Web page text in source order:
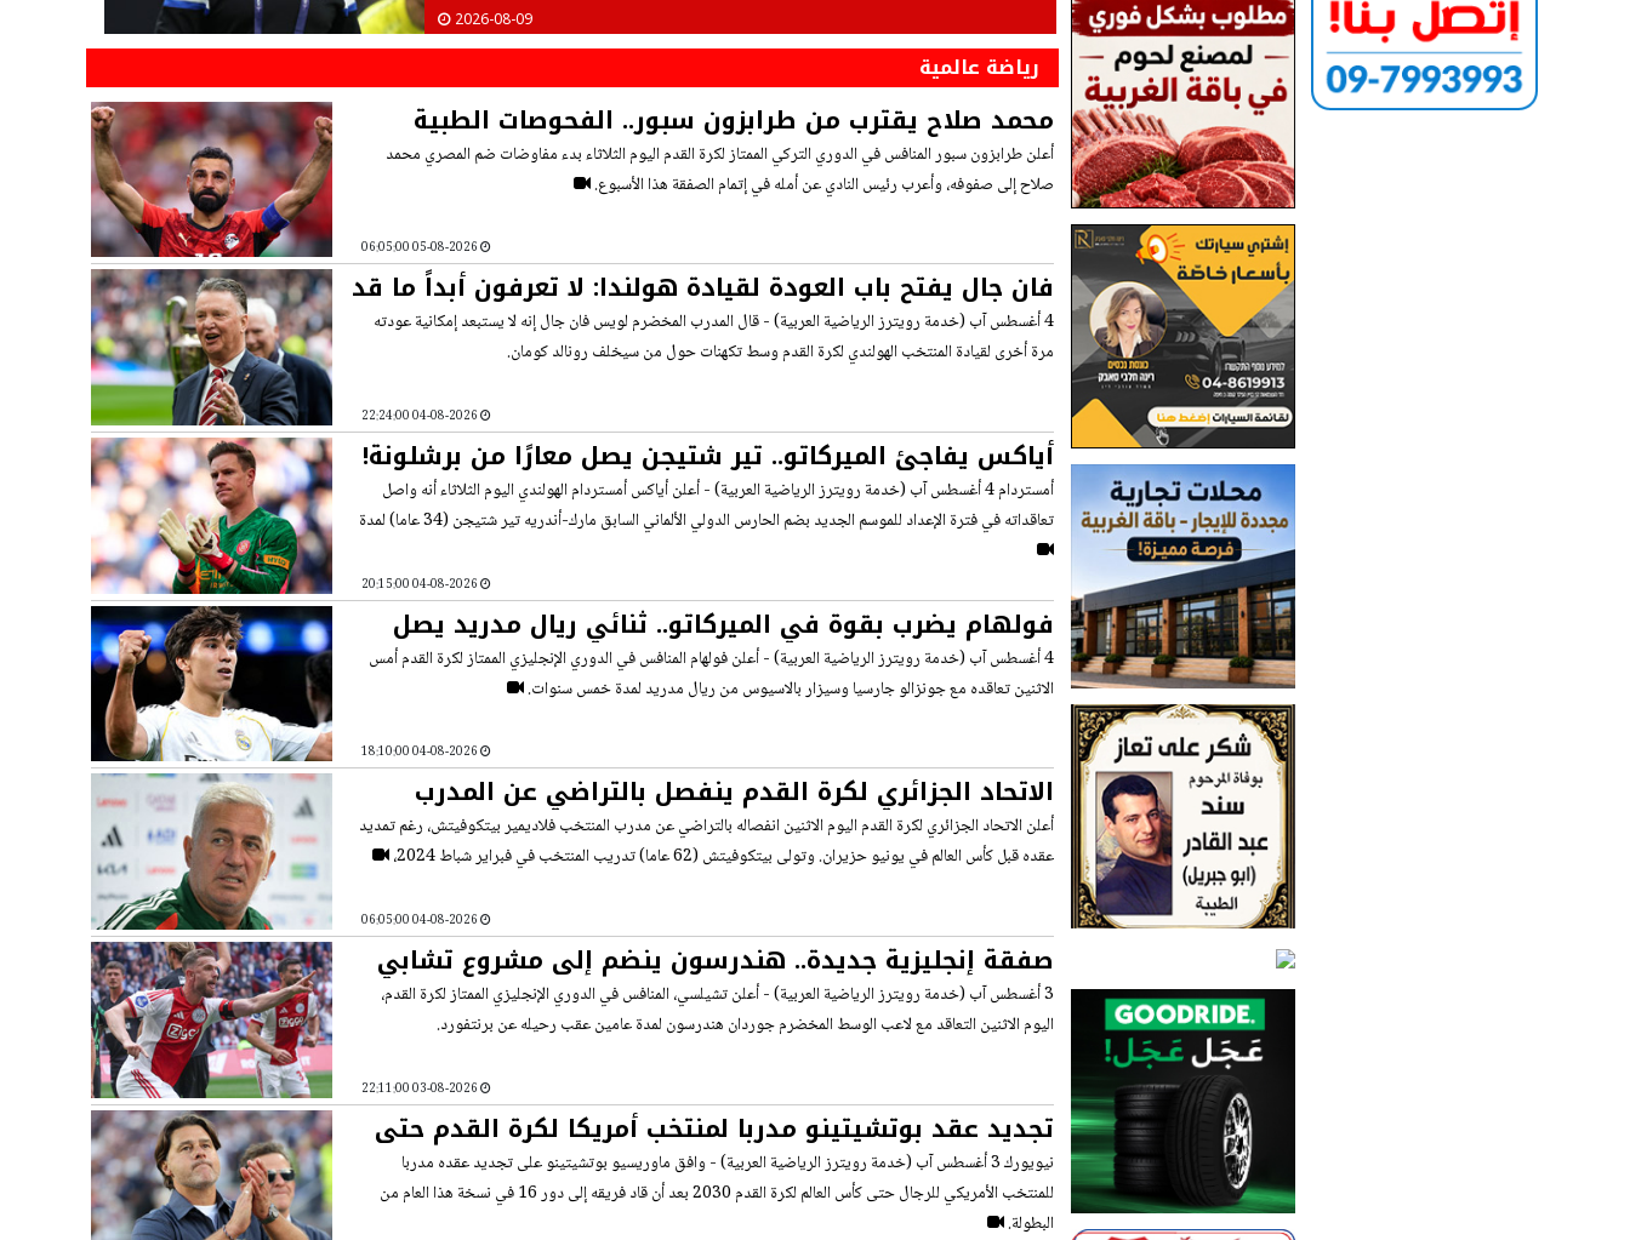
2026-08-09
رياضة عالمية
محمد صلاح يقترب من طرابزون سبور.. الفحوصات الطبية
تمهّد للصفقة المنتظرة
أعلن طرابزون سبور المنافس في الدوري التركي الممتاز لكرة القدم اليوم الثلاثاء بدء مفاوضات ضم المصري محمد
صلاح إلى صفوفه، وأعرب رئيس النادي عن أمله في إتمام الصفقة هذا الأسبوع.
فان جال يفتح باب العودة لقيادة هولندا: لا تعرفون أبداً ما قد
يحدث!
4 أغسطس آب (خدمة رويترز الرياضية العربية) - قال المدرب المخضرم لويس فان جال إنه لا يستبعد إمكانية عودته
مرة أخرى لقيادة المنتخب الهولندي لكرة القدم وسط تكهنات حول من سيخلف رونالد كومان.
أياكس يفاجئ الميركاتو.. تير شتيجن يصل معارًا من برشلونة!
أمستردام 4 أغسطس آب (خدمة رويترز الرياضية العربية) - أعلن أياكس أمستردام الهولندي اليوم الثلاثاء أنه واصل
تعاقداته في فترة الإعداد للموسم الجديد بضم الحارس الدولي الألماني السابق مارك-أندريه تير شتيجن (34 عاما) لمدة
فولهام يضرب بقوة في الميركاتو.. ثنائي ريال مدريد يصل
إلى لندن
4 أغسطس آب (خدمة رويترز الرياضية العربية) - أعلن فولهام المنافس في الدوري الإنجليزي الممتاز لكرة ​القدم أمس
الاثنين تعاقده مع جونزالو جارسيا وسيزار بالاسيوس ‌من ريال مدريد لمدة خمس سنوات.
الاتحاد الجزائري لكرة القدم ينفصل بالتراضي عن المدرب
بيتكوفيتش
أعلن الاتحاد الجزائري لكرة القدم اليوم الاثنين انفصاله بالتراضي عن مدرب المنتخب فلاديمير بيتكوفيتش، رغم تمديد
عقده قبل كأس العالم في يونيو حزيران. وتولى بيتكوفيتش (62 عاما) تدريب المنتخب في فبراير شباط 2024،
صفقة إنجليزية جديدة.. هندرسون ينضم إلى مشروع تشابي
ألونسو في تشيلسي
3 أغسطس آب (خدمة رويترز الرياضية العربية) - أعلن تشيلسي، المنافس في الدوري الإنجليزي الممتاز لكرة القدم،
اليوم الاثنين التعاقد مع لاعب الوسط المخضرم جوردان هندرسون لمدة عامين عقب رحيله عن برنتفورد.
تجديد عقد بوتشيتينو مدربا لمنتخب أمريكا لكرة القدم حتى
كأس العالم 2030نيويورك 3 أغسطس آب (خدمة رويترز الرياضية العربية) - وافق ماوريسيو بوتشيتينو على تجديد عقده مدربا
للمنتخب الأمريكي للرجال حتى كأس العالم لكرة القدم 2030 بعد أن قاد فريقه إلى دور 16 في نسخة هذا العام من
البطولة.